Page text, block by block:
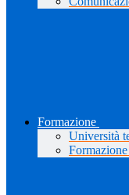
Formazione
Università